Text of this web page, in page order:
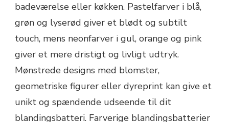
badeværelse eller køkken. Pastelfarver i blå,
grøn og lyserød giver et blødt og subtilt
touch, mens neonfarver i gul, orange og pink
giver et mere dristigt og livligt udtryk.
Mønstrede designs med blomster,
geometriske figurer eller dyreprint kan give et
unikt og spændende udseende til dit
blandingsbatteri. Farverige blandingsbatterier